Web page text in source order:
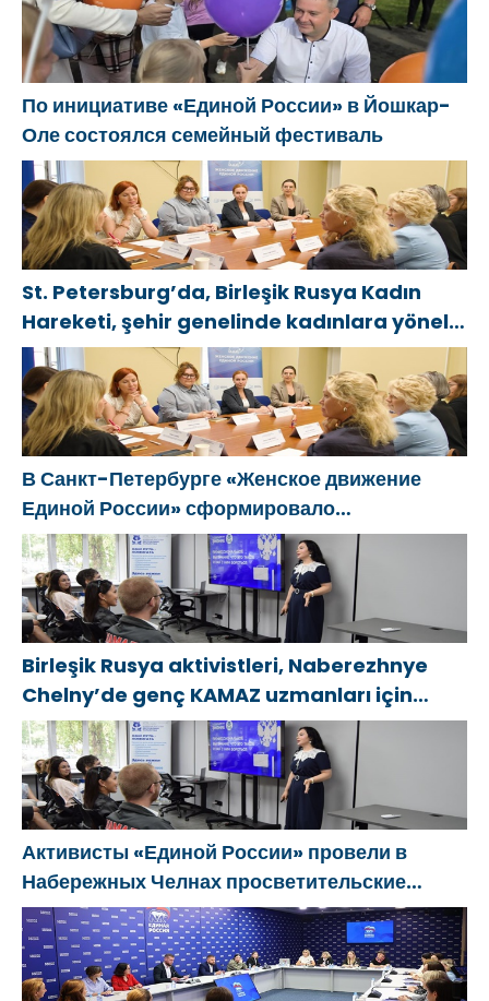
По инициативе «Единой России» в Йошкар-
Оле состоялся семейный фестиваль
St. Petersburg’da, Birleşik Rusya Kadın
Hareketi, şehir genelinde kadınlara yönelik
destek programlarının geliştirilmesi için
öneriler hazırladı
В Санкт-Петербурге «Женское движение
Единой России» сформировало
предложения по развитию городских
программ поддержки женщин
Birleşik Rusya aktivistleri, Naberezhnye
Chelny’de genç KAMAZ uzmanları için
eğitim etkinlikleri düzenledi
Активисты «Единой России» провели в
Набережных Челнах просветительские
мероприятия для молодых специалистов
КАМАЗа